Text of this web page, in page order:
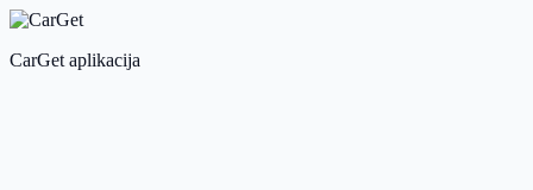
CarGet aplikacija